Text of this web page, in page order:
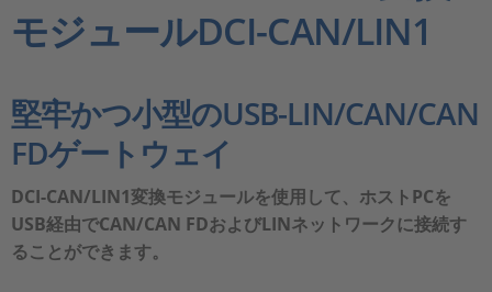
Magazine
採用情報
モジュールDCI-CAN/LIN1
堅牢かつ小型のUSB-LIN/CAN/CAN
FDゲートウェイ
DCI-CAN/LIN1変換モジュールを使用して、ホストPCを
USB経由でCAN/CAN FDおよびLINネットワークに接続す
ることができます。